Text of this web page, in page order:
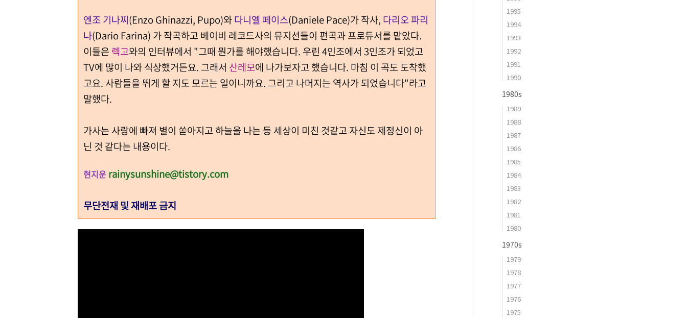
엔조 기나찌(Enzo Ghinazzi, Pupo)와다니엘 페이스(Daniele Pace)가 작사, 다리오 파리
나(Dario Farina) 가 작곡하고 베이비 레코드사의 뮤지션들이 편곡과 프로듀서를 맡았다.
이들은 렉고와의 인터뷰에서 "그때 뭔가를 해야했습니다. 우린 4인조에서 3인조가 되었고
TV에 많이 나와 식상했거든요. 그래서 산레모에 나가보자고 했습니다. 마침 이 곡도 도착했
고요. 사람들을 뛰게 할 지도 모르는 일이니까요. 그리고 나머지는 역사가 되었습니다"라고
말했다.
가사는 사랑에 빠져 별이 쏟아지고 하늘을 나는 등 세상이 미친 것같고 자신도 제정신이 아
닌 것 같다는 내용이다.
현지운 rainysunshine@tistory.com
무단전재 및 재배포 금지
1995
1994
1993
1992
1991
1990
1980s
1989
1988
1987
1986
1985
1984
1983
1982
1981
1980
1970s
1979
1978
1977
1976
1975